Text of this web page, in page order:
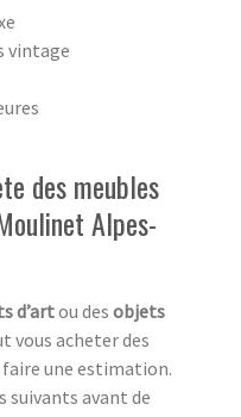
vintage
des meubles
Alpes-
d’artou des objets
vous acheter des
faire une estimation.
suivants avant de